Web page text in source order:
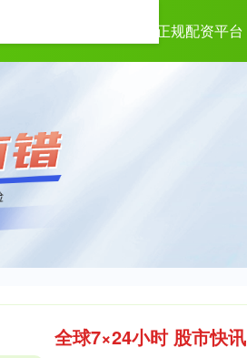
2024十大正规配资平台
全球7×24小时 股市快讯